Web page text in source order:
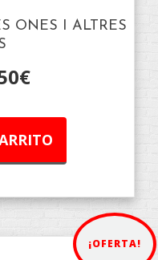
ONES I ALTRES
€
¡OFERTA!